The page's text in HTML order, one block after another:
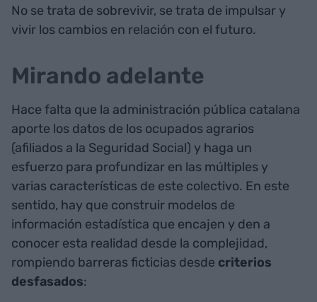
No se trata de sobrevivir, se trata de impulsar y
vivir los cambios en relación con el futuro.
Mirando adelante
Hace falta que la administración pública catalana
aporte los datos de los ocupados agrarios
(afiliados a la Seguridad Social) y haga un
esfuerzo para profundizar en las múltiples y
varias características de este colectivo. En este
sentido, hay que construir modelos de
información estadística que encajen y den a
conocer esta realidad desde la complejidad,
rompiendo barreras ficticias desde criterios
desfasados: